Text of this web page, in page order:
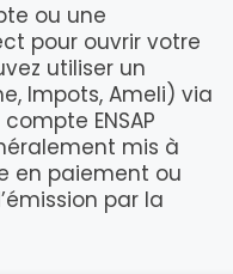
ou une
pour ouvrir votre
utiliser un
Impots, Ameli) via
ENSAP
mis à
en paiement ou
par la